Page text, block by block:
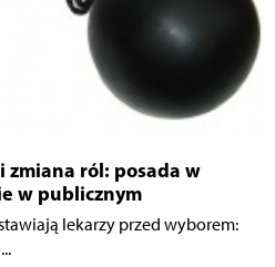
zmiana ról: posada w
w publicznym
lekarzy przed wyborem: